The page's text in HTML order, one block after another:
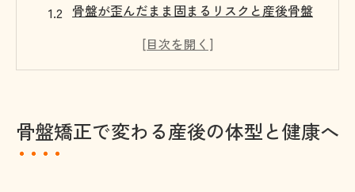
骨盤が歪んだまま固まるリスクと産後骨盤
方
骨盤矯正で変わる産後の体型と健康へ